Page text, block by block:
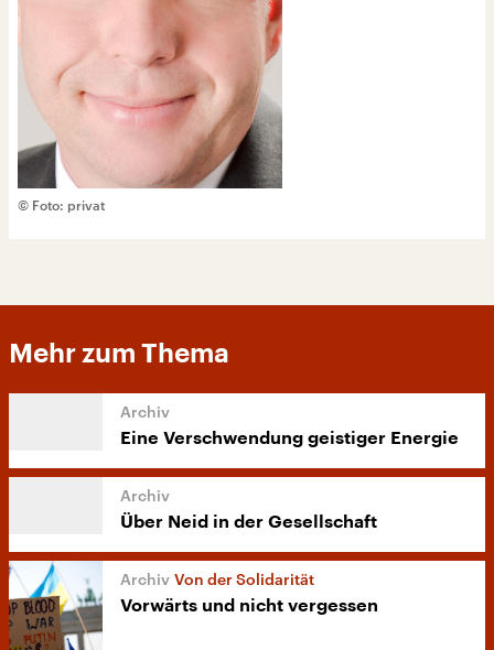
© Foto: privat
Mehr zum Thema
Eine Verschwendung geistiger Energie
Über Neid in der Gesellschaft
Von der Solidarität
Vorwärts und nicht vergessen